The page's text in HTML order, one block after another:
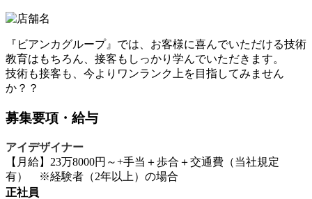
『ビアンカグループ』では、お客様に喜んでいただける技術
教育はもちろん、接客もしっかり学んでいただきます。
技術も接客も、今よりワンランク上を目指してみません
か？？
募集要項・給与
アイデザイナー
【月給】23万8000円～+手当＋歩合＋交通費（当社規定
有） ※経験者（2年以上）の場合
正社員